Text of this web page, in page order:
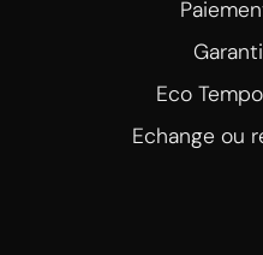
Eco
Echange ou